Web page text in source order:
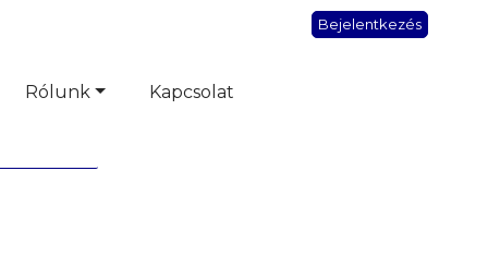
Bejelentkezés
Rólunk Kapcsolat